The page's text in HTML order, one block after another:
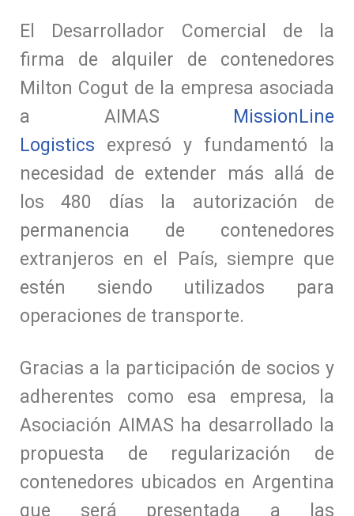
El Desarrollador Comercial de la
firma de alquiler de contenedores
Milton Cogut de la empresa asociada
a AIMAS MissionLine
Logistics expresó y fundamentó la
necesidad de extender más allá de
los 480 días la autorización de
permanencia de contenedores
extranjeros en el País, siempre que
estén siendo utilizados para
operaciones de transporte.
Gracias a la participación de socios y
adherentes como esa empresa, la
Asociación AIMAS ha desarrollado la
propuesta de regularización de
contenedores ubicados en Argentina
que será presentada a las